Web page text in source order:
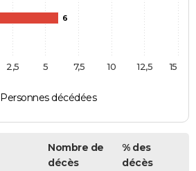
6
Personnes décédées
2,5 5 7,5 10 12,5 15
Nombre de
décès
% des
décès